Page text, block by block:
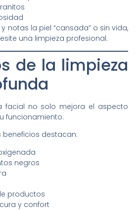
notas la piel “cansada” o sin vida,
una limpieza profesional.
de la limpieza
facial no solo mejora el aspecto
funcionamiento.
beneficios destacan:
negros
productos
y confort